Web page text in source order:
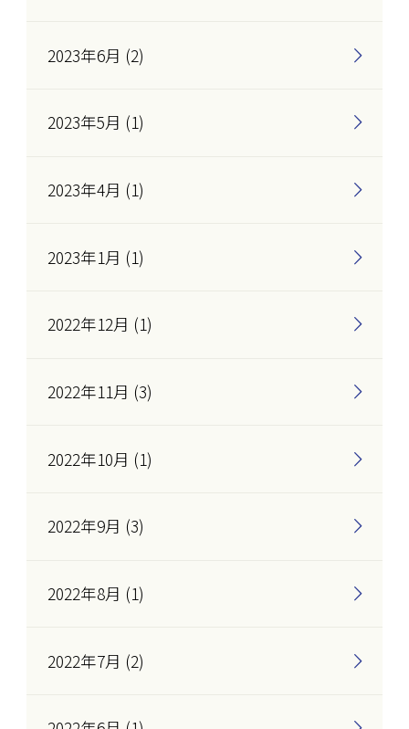
2023年6月 (2)
2023年5月 (1)
2023年4月 (1)
2023年1月 (1)
2022年12月 (1)
2022年11月 (3)
2022年10月 (1)
2022年9月 (3)
2022年8月 (1)
2022年7月 (2)